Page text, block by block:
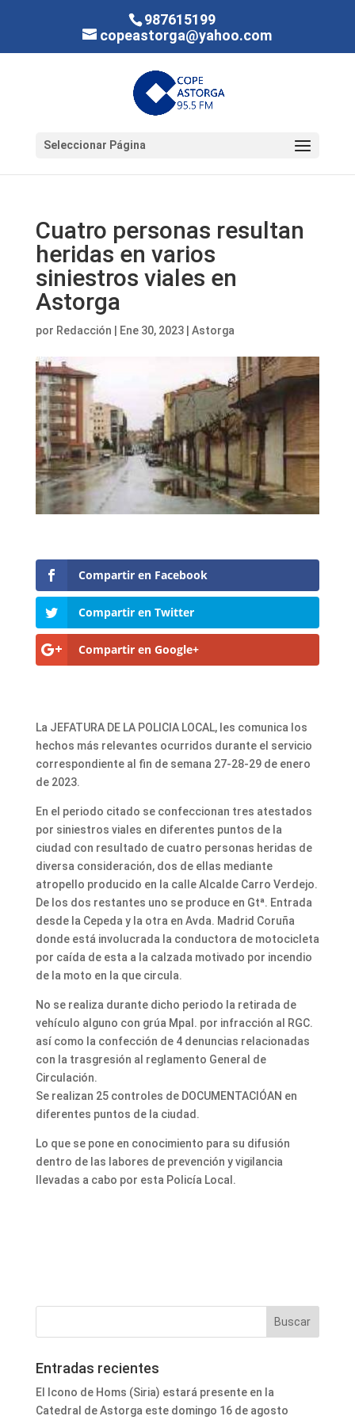
987615199
copeastorga@yahoo.com
Seleccionar Página
Cuatro personas resultan
heridas en varios
siniestros viales en
Astorga
por Redacción Ene 30, 2023| Astorga
Compartir en Facebook
Compartir en Twitter
Compartir en Google+
La JEFATURA DE LA POLICIA LOCAL, les comunica los
hechos más relevantes ocurridos durante el servicio
correspondiente al fin de semana 27-28-29 de enero
de 2023.
En el periodo citado se confeccionan tres atestados
por siniestros viales en diferentes puntos de la
ciudad con resultado de cuatro personas heridas de
diversa consideración, dos de ellas mediante
atropello producido en la calle Alcalde Carro Verdejo.
De los dos restantes uno se produce en Gtª. Entrada
desde la Cepeda y la otra en Avda. Madrid Coruña
donde está involucrada la conductora de motocicleta
por caída de esta a la calzada motivado por incendio
de la moto en la que circula.
No se realiza durante dicho periodo la retirada de
vehículo alguno con grúa Mpal. por infracción al RGC.
así como la confección de 4 denuncias relacionadas
con la trasgresión al reglamento General de
Circulación.
Se realizan 25 controles de DOCUMENTACIÓAN en
diferentes puntos de la ciudad.
Lo que se pone en conocimiento para su difusión
dentro de las labores de prevención y vigilancia
llevadas a cabo por esta Policía Local.
Entradas recientes
El Icono de Homs (Siria) estará presente en la
Catedral de Astorga este domingo 16 de agosto